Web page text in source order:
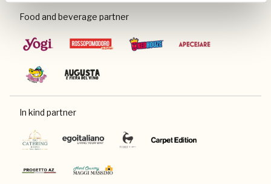
Food and beverage partner
In kind partner